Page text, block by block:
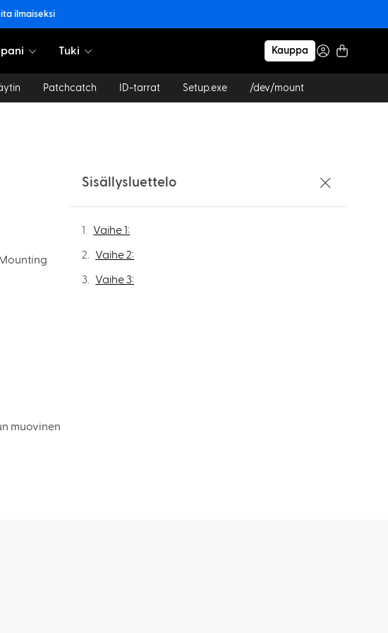
ilmaiseksi
Tuki Kauppa
Patchcatch ID-tarrat Setup.exe /dev/mount
muovinen
Sisällysluettelo
Vaihe 1:
Vaihe 2:
Vaihe 3: